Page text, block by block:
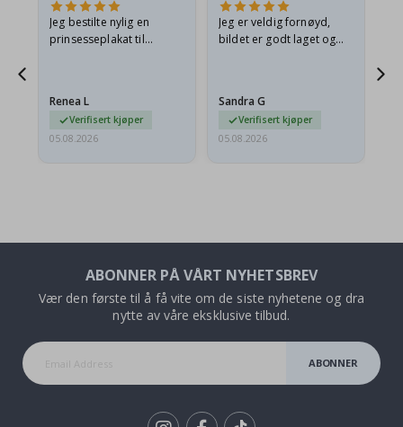
Jeg bestilte nylig en
prinsesseplakat til
e-post…
Renea L
Verifisert kjøper
05.08.2026
Jeg er veldig fornøyd,
bildet er godt laget og
Sandra G
Verifisert kjøper
05.08.2026
ABONNER PÅ VÅRT NYHETSBREV
Vær den første til å få vite om de siste nyhetene og dra
nytte av våre eksklusive tilbud.
ABONNER